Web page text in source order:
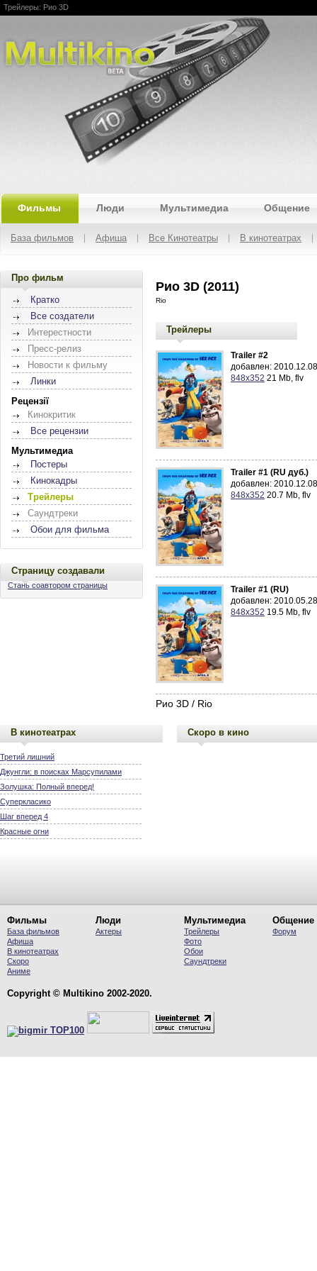
Multikino
Трейлеры: Рио 3D
Фильмы Люди Мультимедиа Общение
База фильмов Афиша Все Кинотеатры В кинотеатрах
Про фильм
Кратко
Все создатели
Интерестности
Пресс-релиз
Новости к фильму
Линки
Рецензії
Кинокритик
Все рецензии
Мультимедиа
Постеры
Кинокадры
Трейлеры
Саундтреки
Обои для фильма
Страницу создавали
Стань соавтором страницы
Рио 3D (2011)
Rio
Трейлеры
Trailer #2
добавлен:
848x352 21 Mb, flv
Trailer #1 (RU дуб.)
добавлен:
848x352 20.7 Mb, flv
Trailer #1 (RU)
добавлен:
848x352 19.5 Mb, flv
Рио 3D / Rio
В кинотеатрах
Третий лишний
Джунгли: в поисках Марсупилами
Золушка: Полный вперед!
Суперкласико
Шаг вперед 4
Красные огни
Скоро в кино
Фильмы
База фильмов
Афиша
В кинотеатрах
Скоро
Аниме
Люди
Актеры
Мультимедиа
Трейлеры
Фото
Обои
Саундтреки
Общение
Форум
Copyright © Multikino 2002-2020.